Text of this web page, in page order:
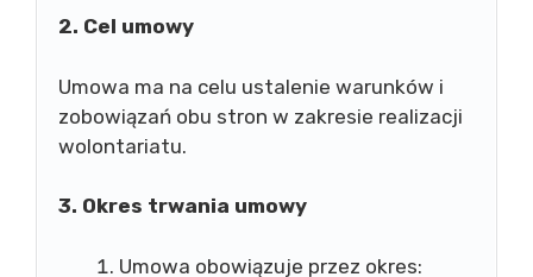
2. Cel umowy
Umowa ma na celu ustalenie warunków i
zobowiązań obu stron w zakresie realizacji
wolontariatu.
3. Okres trwania umowy
Umowa obowiązuje przez okres: